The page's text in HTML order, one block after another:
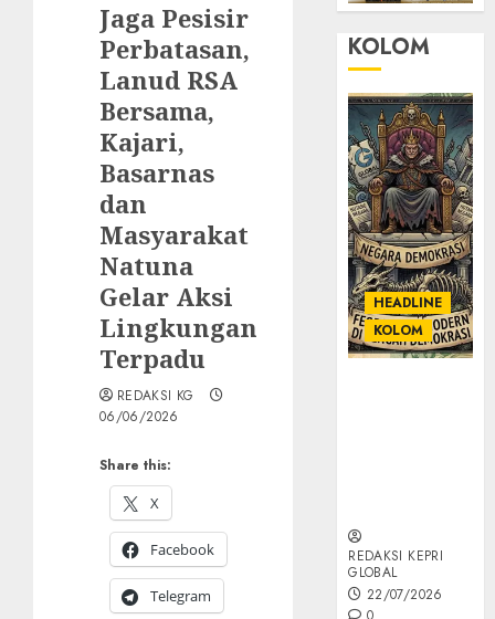
Jaga Pesisir
Perbatasan,
Lanud RSA
Bersama,
Kajari,
Basarnas
dan
Masyarakat
Natuna
Gelar Aksi
Lingkungan
Terpadu
Share this:
X
Facebook
Telegram
REDAKSI KG
06/06/2026
KOLOM
HEADLINE
KOLOM
REDAKSI KEPRI
GLOBAL
22/07/2026